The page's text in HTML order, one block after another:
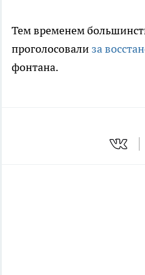
Тем временем
проголосовали за
фонтана.